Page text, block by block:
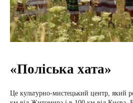
«Поліська хата»
Це культурно-мистецький центр, який